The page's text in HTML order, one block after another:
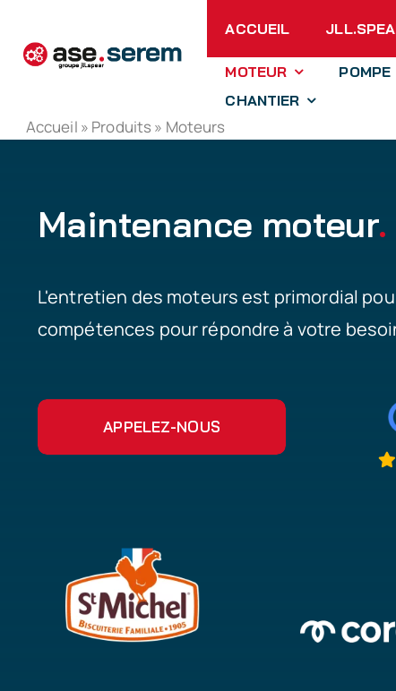
contenu
ACCUEIL
MOTEUR POMPE
CHANTIER
Accueil » Produits» Moteurs
Maintenance moteur.
L'entretien des moteurs est primordial
compétences pour répondre à votre
APPELEZ-NOUS